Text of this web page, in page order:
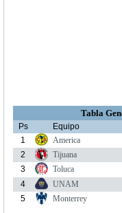
Tabla
Ps Equipo
1
America
2
Tijuana
3
Toluca
4
UNAM
5
Monterrey